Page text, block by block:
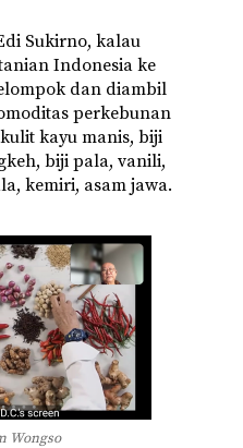
Sukirno, kalau
Indonesia ke
dan diambil
perkebunan
kayu manis, biji
biji pala, vanili,
kemiri, asam jawa.
Wongso